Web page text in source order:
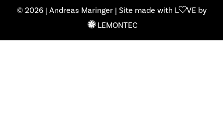
© 2026 | Andreas Maringer | Site made with L
VE by
LEMONTEC